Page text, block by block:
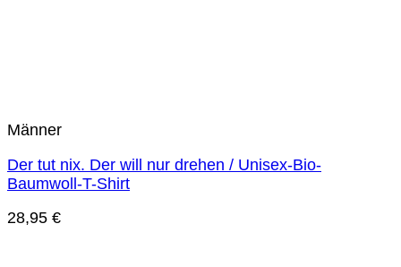
Männer
Der tut nix. Der will nur drehen / Unisex-Bio-
Baumwoll-T-Shirt
28,95 €